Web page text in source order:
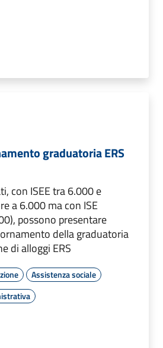
graduatoria ERS
con ISEE tra 6.000 e
a 6.000 ma con ISE
possono presentare
della graduatoria
di alloggi ERS
Assistenza sociale